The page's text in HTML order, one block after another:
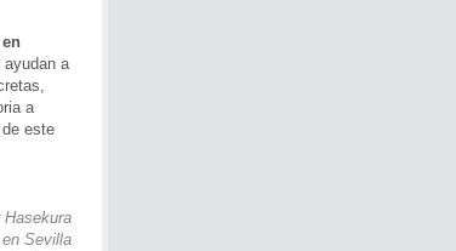
a
a
este
Hasekura
Sevilla